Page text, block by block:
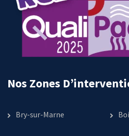
Nos Zones
Bry-sur-Marne